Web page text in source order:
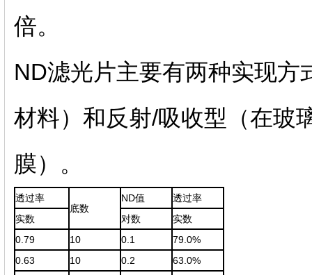
倍。
ND滤光片主要有两种实现
材料）和反射/吸收型（在玻
膜）。
透过率
底数
ND值
透过率
实数
对数
实数
0.79
10 0.1
79.0%
0.63
10 0.2
63.0%